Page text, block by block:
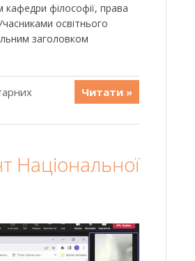
кафедри філософії, права
освітнього
заголовком
Читати »
Національної